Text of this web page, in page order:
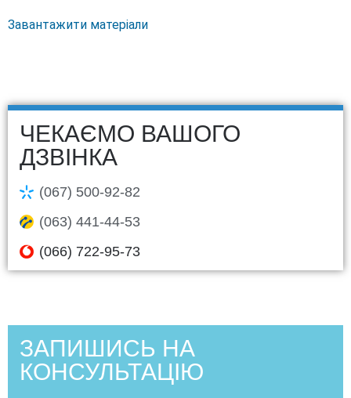
Завантажити матеріали
ЧЕКАЄМО ВАШОГО
ДЗВІНКА
(067) 500-92-82
(063) 441-44-53
(066) 722-95-73
ЗАПИШИСЬ НА
КОНСУЛЬТАЦІЮ